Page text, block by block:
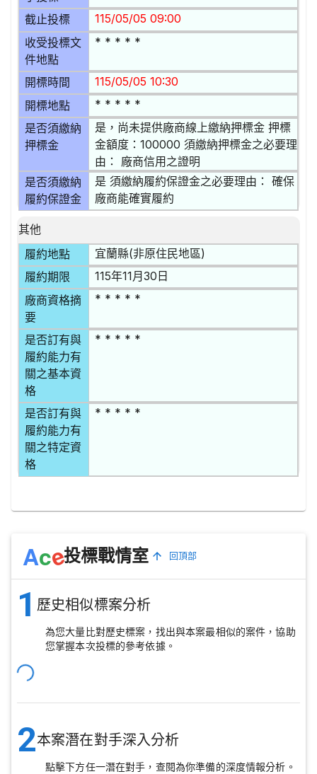
截止投標 115/05/05 09:00
收受投標文
件地點
* * * * *
開標時間 115/05/05 10:30
開標地點 * * * * *
是否須繳納
押標金
是，尚未提供廠商線上繳納押標金 押標
金額度：100000 須繳納押標金之必要理
由： 廠商信用之證明
是否須繳納
履約保證金
是 須繳納履約保證金之必要理由： 確保
廠商能確實履約
其他
履約地點
宜蘭縣(非原住民地區)
履約期限 115年11月30日
廠商資格摘
要
* * * * *
是否訂有與
履約能力有
關之基本資
格
* * * * *
是否訂有與
履約能力有
關之特定資
格
* * * * *
Ace投標戰情室 回頂部
1 歷史相似標案分析
為您大量比對歷史標案，找出與本案最相似的案件，協助
您掌握本次投標的參考依據。
2本案潛在對手深入分析
點擊下方任一潛在對手，查閱為你準備的深度情報分析。